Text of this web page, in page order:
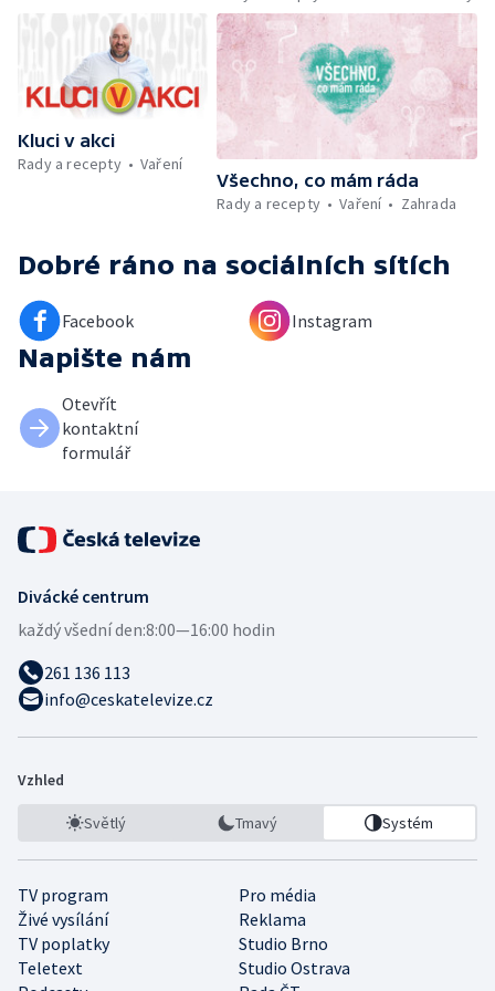
Umělecký festival Pohoda 2026 —
Vyhodnocení ankety + ČT tipy —
Vyhodnocení divácké soutěže — Práce
záchranářů v létě
Kluci v akci
Rady a recepty
Vaření
Všechno, co mám ráda
Rady a recepty
Vaření Zahrada
Dobré ráno na sociálních sítích
Facebook Instagram
Napište nám
Otevřít
kontaktní
formulář
Divácké centrum
každý všední den:8:00—16:00 hodin
261 136 113
info@ceskatelevize.cz
Vzhled
Světlý Tmavý Systém
TV program
Pro média
Živé vysílání
Reklama
TV poplatky
Studio Brno
Teletext
Studio Ostrava